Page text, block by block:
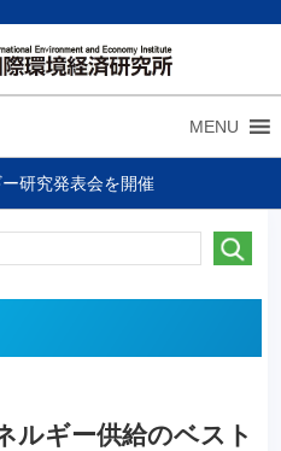
MENU
研究発表会を開催
ルギー供給のベスト